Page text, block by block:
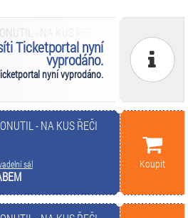
Ticketportal nyní
vyprodáno.
nyní vyprodáno.
- NA KUS ŘEČI
- NA KUS ŘEČI
sál Koupit